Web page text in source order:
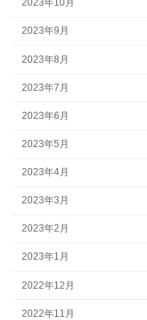
2023年10月
2023年9月
2023年8月
2023年7月
2023年6月
2023年5月
2023年4月
2023年3月
2023年2月
2023年1月
2022年12月
2022年11月